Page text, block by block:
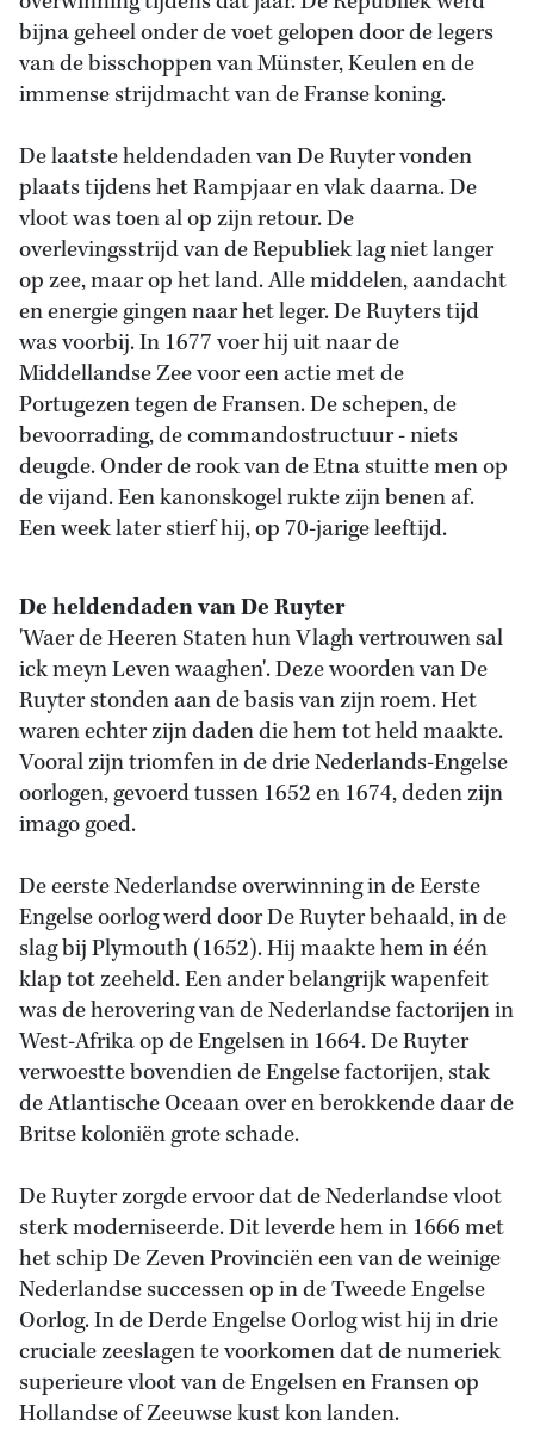
bijna geheel onder de voet gelopen door de legers
van de bisschoppen van Münster, Keulen en de
immense strijdmacht van de Franse koning.
De laatste heldendaden van De Ruyter vonden
plaats tijdens het Rampjaar en vlak daarna. De
vloot was toen al op zijn retour. De
overlevingsstrijd van de Republiek lag niet langer
op zee, maar op het land. Alle middelen, aandacht
en energie gingen naar het leger. De Ruyters tijd
was voorbij. In 1677 voer hij uit naar de
Middellandse Zee voor een actie met de
Portugezen tegen de Fransen. De schepen, de
bevoorrading, de commandostructuur - niets
deugde. Onder de rook van de Etna stuitte men op
de vijand. Een kanonskogel rukte zijn benen af.
Een week later stierf hij, op 70-jarige leeftijd.
De heldendaden van De Ruyter
'Waer de Heeren Staten hun Vlagh vertrouwen sal
ick meyn Leven waaghen'. Deze woorden van De
Ruyter stonden aan de basis van zijn roem. Het
waren echter zijn daden die hem tot held maakte.
Vooral zijn triomfen in de drie Nederlands-Engelse
oorlogen, gevoerd tussen 1652 en 1674, deden zijn
imago goed.
De eerste Nederlandse overwinning in de Eerste
Engelse oorlog werd door De Ruyter behaald, in de
slag bij Plymouth (1652). Hij maakte hem in één
klap tot zeeheld. Een ander belangrijk wapenfeit
was de herovering van de Nederlandse factorijen in
West-Afrika op de Engelsen in 1664. De Ruyter
verwoestte bovendien de Engelse factorijen, stak
de Atlantische Oceaan over en berokkende daar de
Britse koloniën grote schade.
De Ruyter zorgde ervoor dat de Nederlandse vloot
sterk moderniseerde. Dit leverde hem in 1666 met
het schip De Zeven Provinciën een van de weinige
Nederlandse successen op in de Tweede Engelse
Oorlog. In de Derde Engelse Oorlog wist hij in drie
cruciale zeeslagen te voorkomen dat de numeriek
superieure vloot van de Engelsen en Fransen op
Hollandse of Zeeuwse kust kon landen.